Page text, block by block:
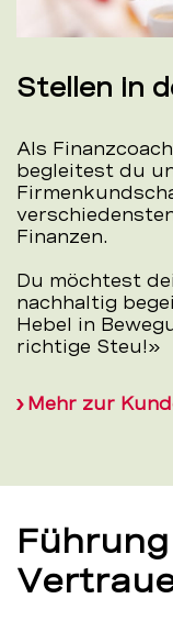
Stellen in
Als
begleitest du
Finanzen.
Du möchtest
nachhaltig
Hebel in
richtige Steu!»
Mehr zur